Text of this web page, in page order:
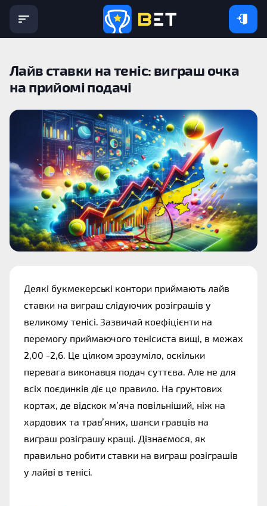
Лайв ставки на теніс: виграш очка
на прийомі подачі
Деякі букмекерські контори приймають лайв
ставки на виграш слідуючих розіграшів у
великому тенісі. Зазвичай коефіцієнти на
перемогу приймаючого тенісиста вищі, в межах
2,00 -2,6. Це цілком зрозуміло, оскільки
перевага виконавця подач суттєва. Але не для
всіх поєдинків діє це правило. На грунтових
кортах, де відскок м’яча повільніший, ніж на
хардових та трав’яних, шанси гравців на
виграш розіграшу кращі. Дізнаємося, як
правильно робити ставки на виграш розіграшів
у лайві в тенісі.